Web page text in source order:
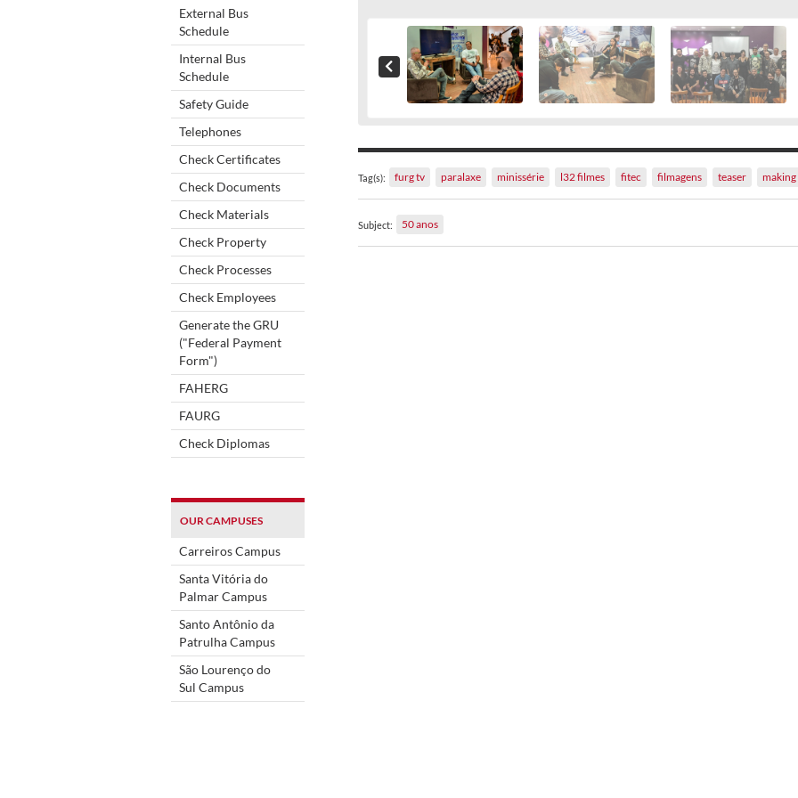
External Bus
Schedule
Internal Bus
Schedule
Safety Guide
Telephones
Check Certificates
Check Documents
Check Materials
Check Property
Check Processes
Check Employees
Generate the GRU
("Federal Payment
Form")
FAHERG
FAURG
Check Diplomas
OUR CAMPUSES
Carreiros Campus
Santa Vitória do
Palmar Campus
Santo Antônio da
Patrulha Campus
São Lourenço do
Sul Campus
Tag(s): furg tv paralaxe minissérie l32 filmes fitec filmagens teaser
Subject: 50 anos